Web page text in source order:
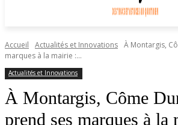
Accueil Actualités et Innovations À Montargis,
marques à la mairie :...
Actualités et Innovations
À Montargis, Côme
prend ses marques à la